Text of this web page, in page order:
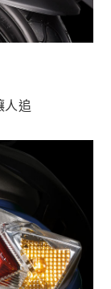
人追